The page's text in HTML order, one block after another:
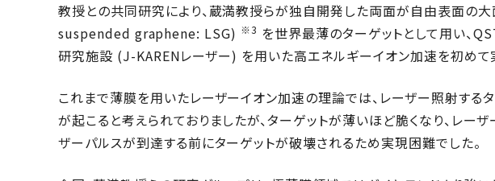
教授との共同研究により、蔵満教授らが独自開発した両面が自由表面の
suspended graphene: LSG) ※3 を世界最薄のターゲットとして用い、
研究施設 (J-KARENレーザー) を用いた高エネルギーイオン加速を初めて
これまで薄膜を用いたレーザーイオン加速の理論では、レーザー照射する
が起こると考えられておりましたが、ターゲットが薄いほど脆くなり、レーザ
ザーパルスが到達する前にターゲットが破壊されるため実現困難でした。